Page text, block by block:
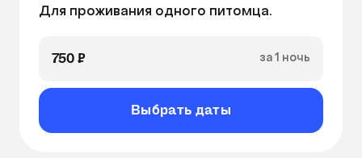
Лежанка
Антискользящие полки
Игрушки
Наполнитель для туалета
Для проживания одного питомца.
750 ₽ за 1 ночь
Выбрать даты